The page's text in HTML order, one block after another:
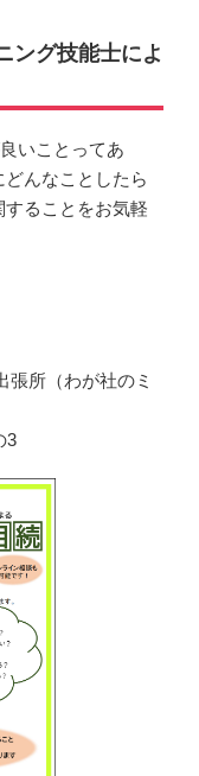
ング技能士によ
いことってあ
んなことしたら
ることをお気軽
張所（わが社のミ
3